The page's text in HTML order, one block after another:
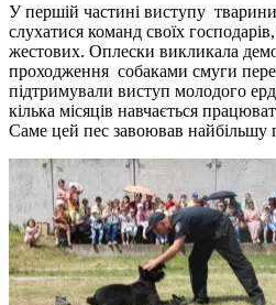
У першій частині виступу
слухатися команд своїх
жестових. Оплески викликала
проходження собаками смуги
підтримували виступ молодого
кілька місяців навчається
Саме цей пес завоював найбільшу